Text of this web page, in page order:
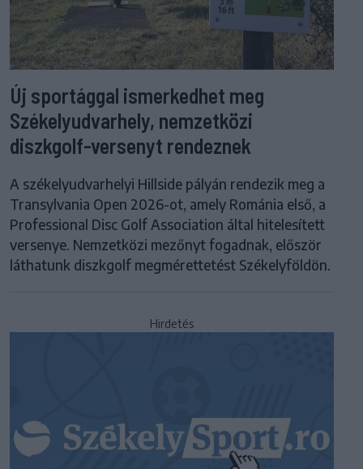
Új sportággal ismerkedhet meg
Székelyudvarhely, nemzetközi
diszkgolf-versenyt rendeznek
A székelyudvarhelyi Hillside pályán rendezik meg a
Transylvania Open 2026-ot, amely Románia első, a
Professional Disc Golf Association által hitelesített
versenye. Nemzetközi mezőnyt fogadnak, először
láthatunk diszkgolf megmérettetést Székelyföldön.
Hirdetés